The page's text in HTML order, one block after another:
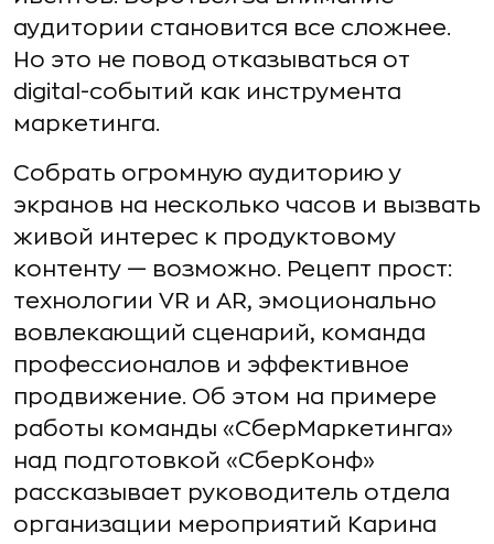
аудитории становится все сложнее.
Но это не повод отказываться от
digital-событий как инструмента
маркетинга.
Собрать огромную аудиторию у
экранов на несколько часов и вызвать
живой интерес к продуктовому
контенту — возможно. Рецепт прост:
технологии VR и AR, эмоционально
вовлекающий сценарий, команда
профессионалов и эффективное
продвижение. Об этом на примере
работы команды «СберМаркетинга»
над подготовкой «СберКонф»
рассказывает руководитель отдела
организации мероприятий Карина